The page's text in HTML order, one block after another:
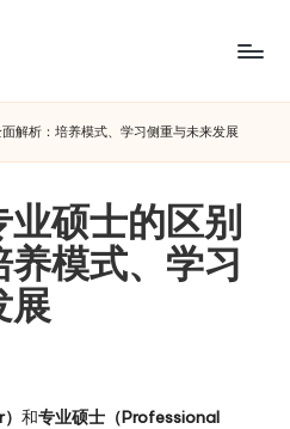
解析：培养模式、学习侧重与未来发展
硕士的区别
模式、学习
展
和专业硕士（Professional